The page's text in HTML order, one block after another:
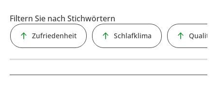
Filtern Sie nach Stichwörtern
Zufriedenheit Schlafklima Qualität